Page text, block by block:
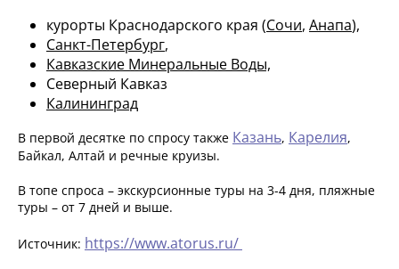
курорты Краснодарского края (Сочи, Анапа),
Санкт-Петербург,
Кавказские Минеральные Воды,
Северный Кавказ
Калининград
В первой десятке по спросу также Казань, Карелия,
Байкал, Алтай и речные круизы.
В топе спроса – экскурсионные туры на 3-4 дня, пляжные
туры – от 7 дней и выше.
Источник: https://www.atorus.ru/